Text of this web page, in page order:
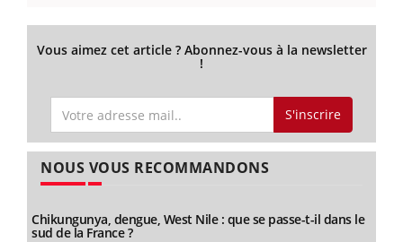
Vous aimez cet article ? Abonnez-vous à la newsletter
!
S'inscrire
NOUS VOUS RECOMMANDONS
Chikungunya, dengue, West Nile : que se passe-t-il dans le
sud de la France ?